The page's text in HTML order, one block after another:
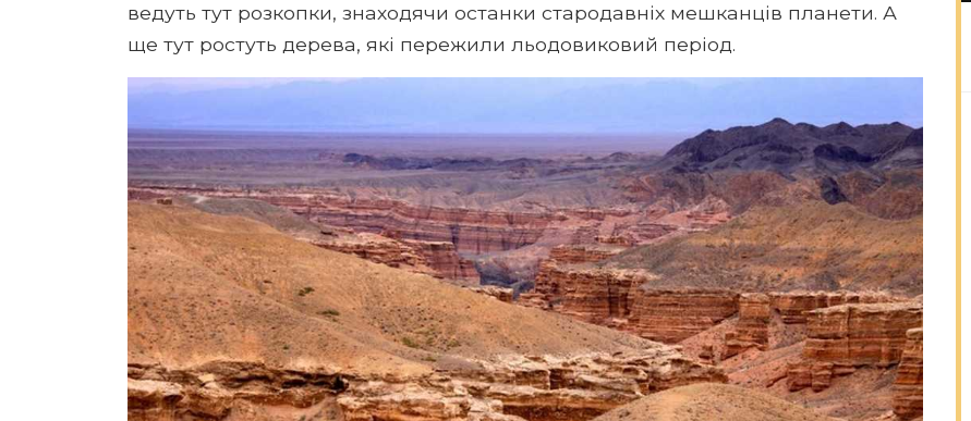
ведуть тут розкопки, знаходячи останки стародавніх мешканців планети. А
ще тут ростуть дерева, які пережили льодовиковий період.